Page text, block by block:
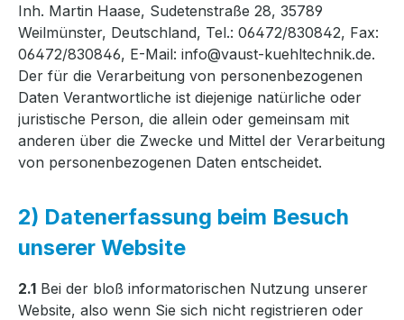
Inh. Martin Haase, Sudetenstraße 28, 35789
Weilmünster, Deutschland, Tel.: 06472/830842, Fax:
06472/830846, E-Mail: info@vaust-kuehltechnik.de.
Der für die Verarbeitung von personenbezogenen
Daten Verantwortliche ist diejenige natürliche oder
juristische Person, die allein oder gemeinsam mit
anderen über die Zwecke und Mittel der Verarbeitung
von personenbezogenen Daten entscheidet.
2) Datenerfassung beim Besuch
unserer Website
2.1 Bei der bloß informatorischen Nutzung unserer
Website, also wenn Sie sich nicht registrieren oder